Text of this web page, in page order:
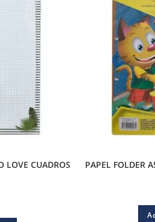
LOVE CUADROS
PAPEL FOLDER